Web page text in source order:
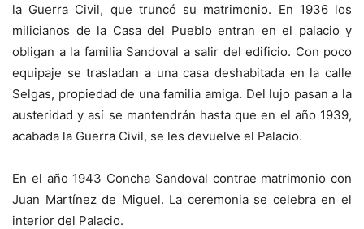
la Guerra Civil, que truncó su matrimonio. En 1936 los
milicianos de la Casa del Pueblo entran en el palacio y
obligan a la familia Sandoval a salir del edificio. Con poco
equipaje se trasladan a una casa deshabitada en la calle
Selgas, propiedad de una familia amiga. Del lujo pasan a la
austeridad y así se mantendrán hasta que en el año 1939,
acabada la Guerra Civil, se les devuelve el Palacio.
En el año 1943 Concha Sandoval contrae matrimonio con
Juan Martínez de Miguel. La ceremonia se celebra en el
interior del Palacio.